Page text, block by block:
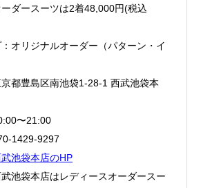
ースーツは2着48,000円(税込
オリジナルオーダー（パターン・イ
都豊島区南池袋1-28-1 西武池袋本
〜21:00
1429-9297
池袋本店のHP
本店はレディースオーダースー